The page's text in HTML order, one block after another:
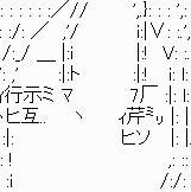
:／// ',.}: : : ',: :
／ ,'/ i:|∨: :.',: :
＿ |:i |:! V: :.',: :
,' :|:ト :|:! i: l: :
ミ ﾏ 7厂 :|: l: :i:
.. ヽ ｨ芹㍉ |: |: l:
:|: ヒソ |: |ノ:
: : ! ,: :: : :
:i /:/: : :/